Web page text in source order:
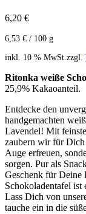
6,20 €
6,53 € / 100 g
inkl. 10 % MwSt.zzgl.
Ritonka weiße
25,9% Kakaoanteil.
Entdecke den
handgemachten
Lavendel! Mit
zaubern wir für Dich
Auge erfreuen,
sorgen. Pur als
Geschenk für Deine
Schokoladentafel ist
Lass Dich von
tauche ein in die